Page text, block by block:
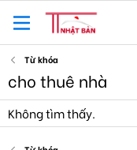
Từ khóa
cho thuê nhà
Không tìm thấy.